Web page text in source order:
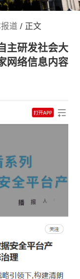
道 / 正文
主研发社会大
网络信息内容